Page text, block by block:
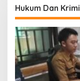
Hukum Dan